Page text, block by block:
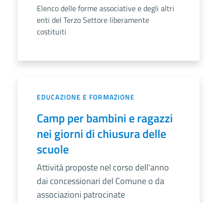
Elenco delle forme associative e degli altri
enti del Terzo Settore liberamente
costituiti
EDUCAZIONE E FORMAZIONE
Camp per bambini e ragazzi
nei giorni di chiusura delle
scuole
Attività proposte nel corso dell'anno
dai concessionari del Comune o da
associazioni patrocinate